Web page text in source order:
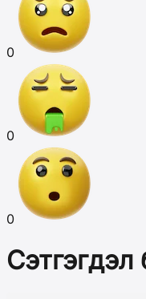
0
0
0
Сэтгэгдэл